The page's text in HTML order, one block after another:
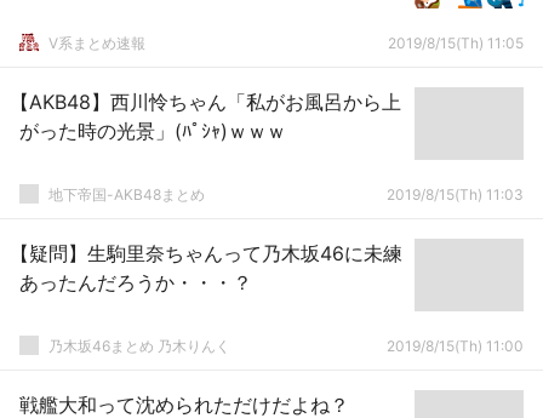
V系まとめ速報 2019/8/15(Th) 11:05
【AKB48】西川怜ちゃん「私がお風呂から上
がった時の光景」(ﾊﾟｼｬ)ｗｗｗ
地下帝国-AKB48まとめ 2019/8/15(Th) 11:03
【疑問】生駒里奈ちゃんって乃木坂46に未練
あったんだろうか・・・？
乃木坂46まとめ 乃木りんく 2019/8/15(Th) 11:00
戦艦大和って沈められただけだよね？